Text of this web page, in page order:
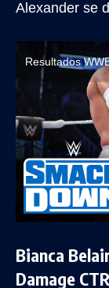
Alexander se
Resultados
Bianca
Damage